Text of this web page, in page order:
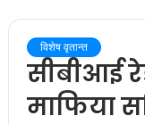
विशेष वृतान्त
सीबीआई
माफिया